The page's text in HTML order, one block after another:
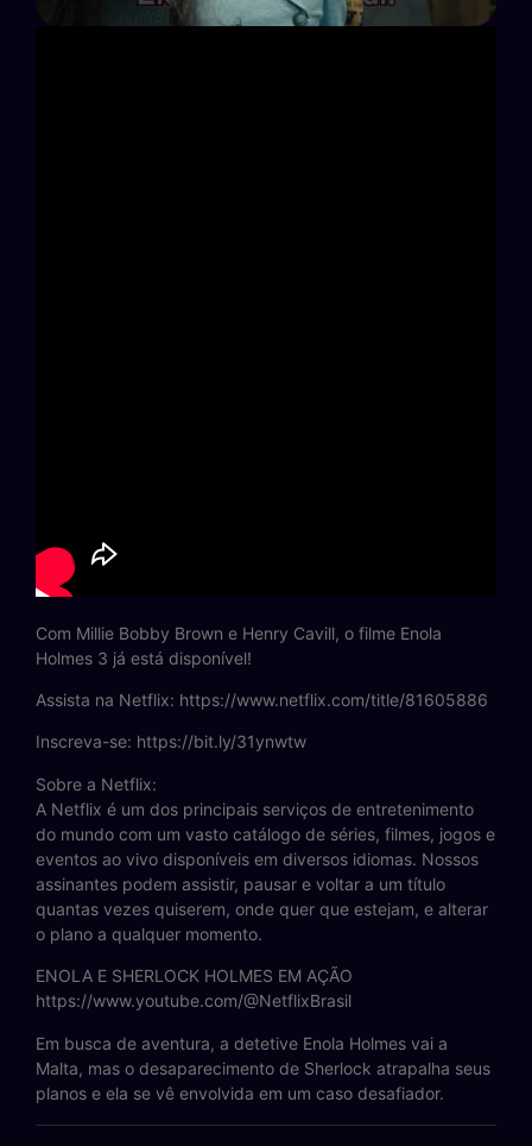
Com Millie Bobby Brown e Henry Cavill, o filme Enola
Holmes 3 já está disponível!
Assista na Netflix: https://www.netflix.com/title/81605886
Inscreva-se: https://bit.ly/31ynwtw
Sobre a Netflix:
A Netflix é um dos principais serviços de entretenimento
do mundo com um vasto catálogo de séries, filmes, jogos e
eventos ao vivo disponíveis em diversos idiomas. Nossos
assinantes podem assistir, pausar e voltar a um título
quantas vezes quiserem, onde quer que estejam, e alterar
o plano a qualquer momento.
ENOLA E SHERLOCK HOLMES EM AÇÃO
https://www.youtube.com/@NetflixBrasil
Em busca de aventura, a detetive Enola Holmes vai a
Malta, mas o desaparecimento de Sherlock atrapalha seus
planos e ela se vê envolvida em um caso desafiador.